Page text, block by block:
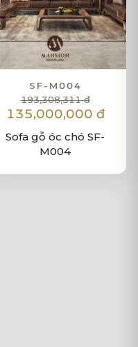
SF-M004
193,308,311 đ
135,000,000 đ
Sofa gỗ óc chó SF-
M004